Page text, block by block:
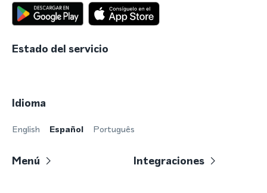
Estado del servicio
Idioma
English Español Português
Menú Integraciones